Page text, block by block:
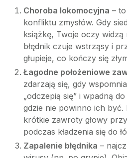
Choroba lokomocyjna –
konfliktu zmysłów. Gdy
książkę, Twoje oczy
błędnik czuje wstrząsy i
głupieje, co kończy się
Łagodne położeniowe
zdarzają się, gdy
„odczepią się” i wpadną
gdzie nie powinno ich być.
krótkie zawroty głowy
podczas kładzenia się do
Zapalenie błędnika –